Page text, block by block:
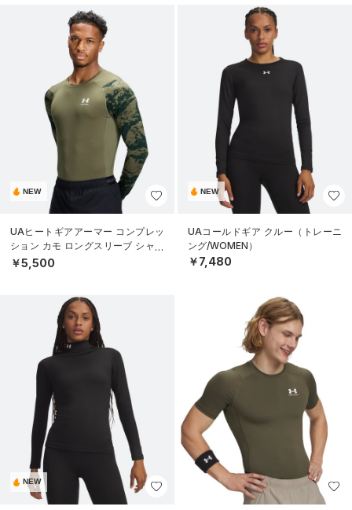
NEW
UAヒートギアアーマー コンプレッ
ション カモ ロングスリーブ シャツ
（トレーニング/MEN）
￥5,500
NEW
UAコールドギア クルー（トレーニ
ング/WOMEN）
￥7,480
NEW